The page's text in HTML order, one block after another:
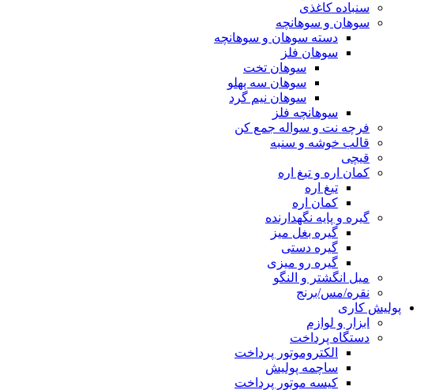
سنباده کاغذی
سوهان و سوهانچه
دسته سوهان و سوهانچه
سوهان فلز
سوهان تخت
سوهان سه پهلو
سوهان نیم گرد
سوهانچه فلز
فرچه نت و سواله جمع کن
قالب خوشه و سنبه
قیچی
کمان اره و تیغ اره
تیغ اره
کمان اره
گیره و پایه نگهدارنده
گیره بغل میز
گیره دستی
گیره رو میزی
میل انگشتر و النگو
نقره/مس/برنج
پولیش کاری
ابزار و لوازم
دستگاه پرداخت
الکتروموتور پرداخت
ساچمه پولیش
کیسه موتور پرداخت